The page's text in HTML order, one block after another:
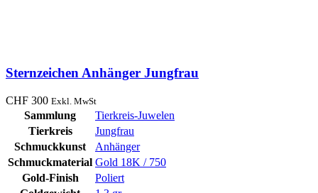
Sternzeichen Anhänger Jungfrau
CHF 300 Exkl. MwSt
Sammlung
Tierkreis-Juwelen
Tierkreis
Jungfrau
Schmuckkunst
Anhänger
Schmuckmaterial Gold 18K / 750
Gold-Finish
Poliert